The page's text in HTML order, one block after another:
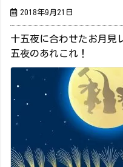
2018年9月21日
十五夜に合わせたお月見
五夜のあれこれ！